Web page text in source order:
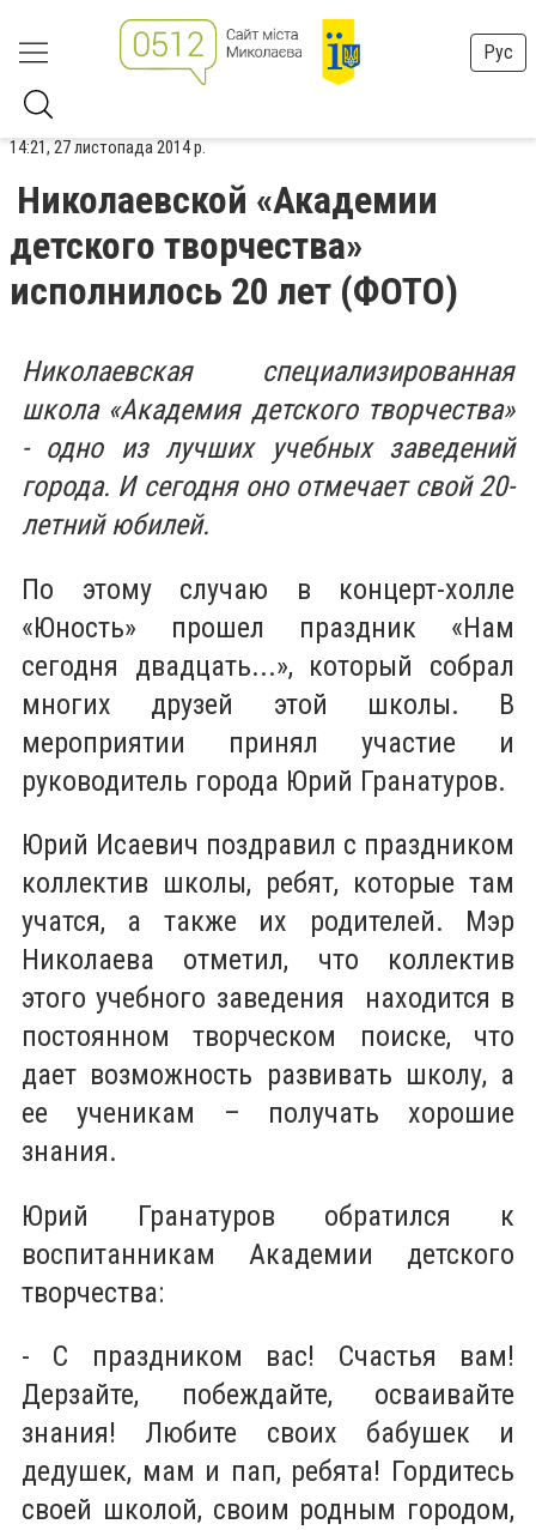
Рус
14:21, 27 листопада 2014 р.
Николаевской «Академии
детского творчества»
исполнилось 20 лет (ФОТО)
Николаевская специализированная
школа «Академия детского творчества»
- одно из лучших учебных заведений
города. И сегодня оно отмечает свой 20-
летний юбилей.
По этому случаю в концерт-холле
«Юность» прошел праздник «Нам
сегодня двадцать...», который собрал
многих друзей этой школы. В
мероприятии принял участие и
руководитель города Юрий Гранатуров.
Юрий Исаевич поздравил с праздником
коллектив школы, ребят, которые там
учатся, а также их родителей. Мэр
Николаева отметил, что коллектив
этого учебного заведения находится в
постоянном творческом поиске, что
дает возможность развивать школу, а
ее ученикам – получать хорошие
знания.
Юрий Гранатуров обратился к
воспитанникам Академии детского
творчества:
- С праздником вас! Счастья вам!
Дерзайте, побеждайте, осваивайте
знания! Любите своих бабушек и
дедушек, мам и пап, ребята! Гордитесь
своей школой, своим родным городом,